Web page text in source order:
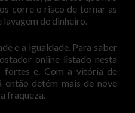
corre o risco de tornar as
lavagem de dinheiro.
e a igualdade. Para saber
online listado nesta
fortes e. Com a vitória de
então detém mais de nove
fraqueza.